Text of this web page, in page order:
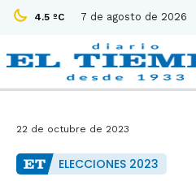
4.5 ºC 7 de agosto de 2026
22 de octubre de 2023
ELECCIONES 2023